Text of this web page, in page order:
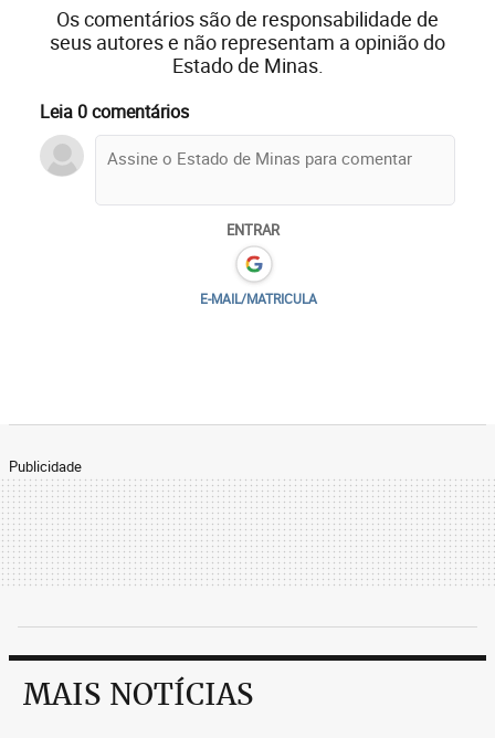
Os comentários são de responsabilidade de
seus autores e não representam a opinião do
Estado de Minas.
Leia 0 comentários
ENTRAR
E-MAIL/MATRICULA
Publicidade
MAIS NOTÍCIAS